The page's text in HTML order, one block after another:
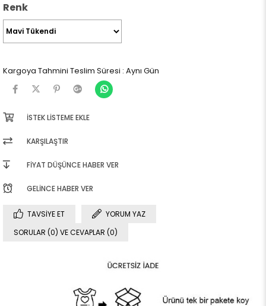
Renk
Kargoya Tahmini Teslim Süresi : Aynı Gün
İSTEK LISTEME EKLE
KARŞILAŞTIR
FIYAT DÜŞÜNCE HABER VER
GELINCE HABER VER
TAVSIYE ET
YORUM YAZ
SORULAR (0) VE CEVAPLAR (0)